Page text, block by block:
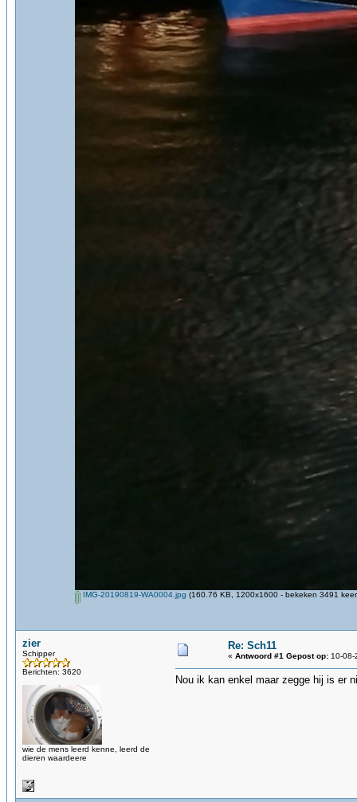
IMG-20190819-WA0004.jpg (160.76 KB, 1200x1600 - bekeken 3491
zier
Schipper
Berichten: 3620
wie de mens leerd kenne, leerd de
dieren waardeere
Re: Sch11
« Antwoord #1 Gepost op: 10-
Nou ik kan enkel maar zegge hij is er